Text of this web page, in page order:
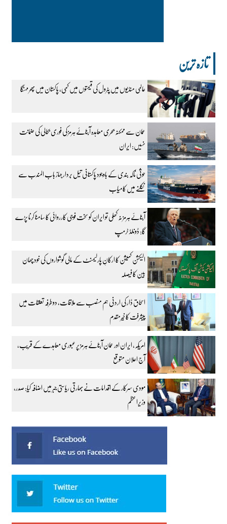
تازہ ترین
عالمی منڈیوں میں پٹرول کی قیمتوں میں کمی، پاکستان میں پھر مہنگا
عمان سے ممکنہ بحری معاہدہ آبنائے ہرمز کی فوری بحالی کی ضمانت
نہیں: ایران
حوثی ناکہ بندی کے باوجود پاکستانی تیل بردار جہاز باب المندب سے
نکلنے میں کامیاب
آبنائے ہرمز نہ کھلی تو ایران کو سخت فوجی کارروائی کا سامنا کرنا پڑے
گا: ڈونلڈ ٹرمپ
الیکشن کمیشن کا ارکانِ پارلیمنٹ کے مالی گوشواروں کی خود چھان
بین کا فیصلہ
اسحاق ڈار کی اردنی ہم منصب سے ملاقات، دوطرفہ تعلقات میں
پیشرفت کا خیرمقدم
امریکہ، ایران اور عمان آبنائے ہرمز پر عبوری معاہدے کے قریب،
آج اعلان متوقع
مودی سرکار کے اقدامات نے بھارتی ریاستی جبر میں اضافہ کیا: صدر،
وزیراعظم